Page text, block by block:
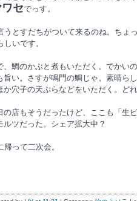
セでっす。
とすだちがついて来るのね。ちょ
いです。
、鯛のかぶと煮もいただく。でかい
旨い。さすが鳴門の鯛じゃ。素晴らし
か穴子の天ぷらなどをいただく。ど
の店もそうだったけど、ここも「生
ルツだった。シェア拡大中？
って二次会。